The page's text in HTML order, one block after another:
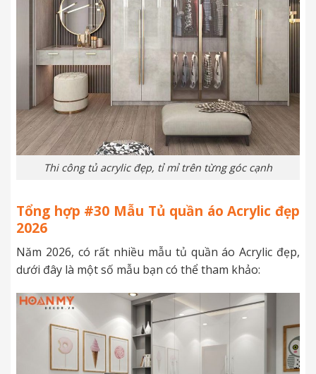
Thi công tủ acrylic đẹp, tỉ mỉ trên từng góc cạnh
Tổng hợp #30 Mẫu Tủ quần áo Acrylic đẹp
2026
Năm 2026, có rất nhiều mẫu tủ quần áo Acrylic đẹp,
dưới đây là một số mẫu bạn có thể tham khảo: